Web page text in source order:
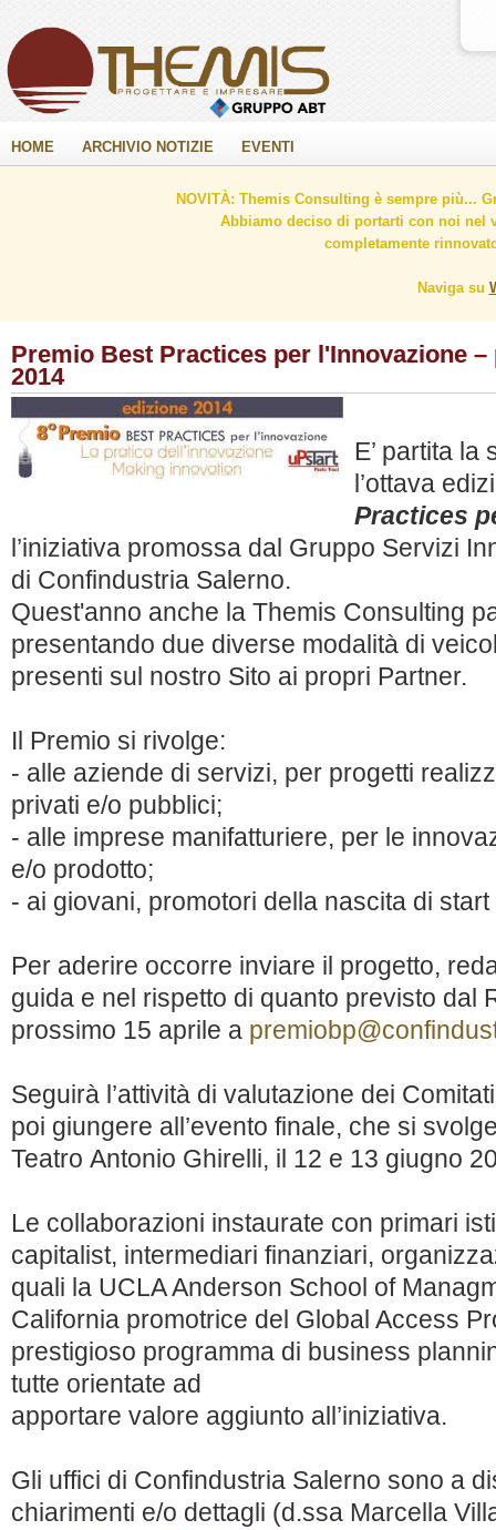
HOME ARCHIVIO NOTIZIE EVENTI
NOVITÀ: Themis Consulting è sempre più...
Abbiamo deciso di portarti con noi nel
completamente
Naviga su
Premio Best Practices per l'Innovazione
2014
E’ partita
l’ottava
Practices
l’iniziativa promossa dal Gruppo Servizi
di Confindustria Salerno.
Quest'anno anche la Themis Consulting
presentando due diverse modalità di
presenti sul nostro Sito ai propri Partner.
Il Premio si rivolge:
- alle aziende di servizi, per progetti
privati e/o pubblici;
- alle imprese manifatturiere, per le
e/o prodotto;
- ai giovani, promotori della nascita di start
Per aderire occorre inviare il progetto,
guida e nel rispetto di quanto previsto dal
prossimo 15 aprile a
Seguirà l’attività di valutazione dei
poi giungere all’evento finale, che si
Teatro Antonio Ghirelli, il 12 e 13 giugno
Le collaborazioni instaurate con primari
capitalist, intermediari finanziari,
quali la UCLA Anderson School of
California promotrice del Global Access
prestigioso programma di business
tutte orientate ad
apportare valore aggiunto all’iniziativa.
Gli uffici di Confindustria Salerno sono a
chiarimenti e/o dettagli (d.ssa Marcella